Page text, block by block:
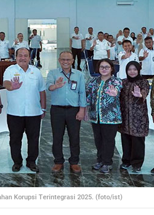
Korupsi Terintegrasi 2025. (foto/ist)